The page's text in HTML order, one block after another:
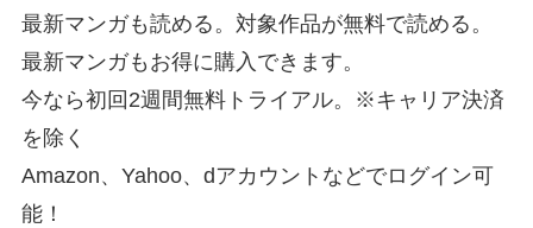
最新マンガも読める。対象作品が無料で読める。
最新マンガもお得に購入できます。
今なら初回2週間無料トライアル。※キャリア決済
を除く
Amazon、Yahoo、dアカウントなどでログイン可
能！